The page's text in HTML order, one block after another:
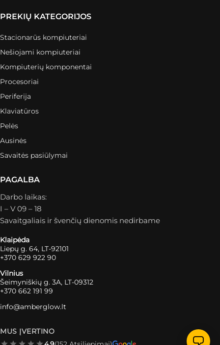
PREKIŲ KATEGORIJOS
Stacionarūs kompiuteriai
Nešiojami kompiuteriai
Kompiuterių komponentai
Procesoriai
Periferija
Klaviatūros
Pelės
Ausinės
Savaitės pasiūlymai
PAGALBA
Darbo laikas:
I – V 09 – 18
Savaitgaliais ir švenčių dienomis nedirbame
Klaipėda
Liepų g. 64, LT-92101
+370 629 922 90
Vilnius
Šeimyniškių g. 3A, LT-09312
+370 662 191 99
info@amberglow.lt
MUS ĮVERTINO